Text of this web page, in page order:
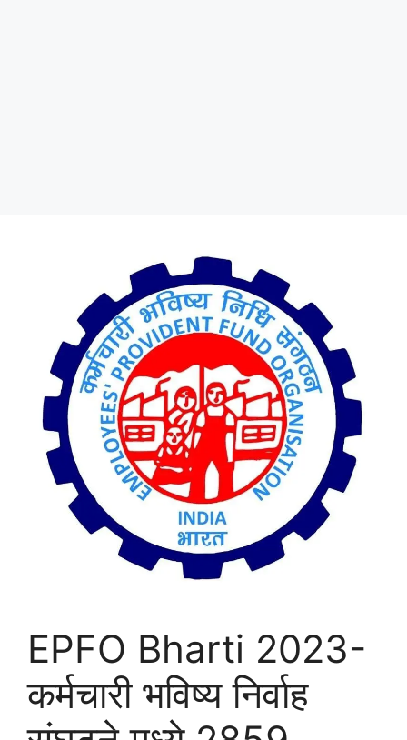
EPFO Bharti 2023-
कर्मचारी भविष्य निर्वाह